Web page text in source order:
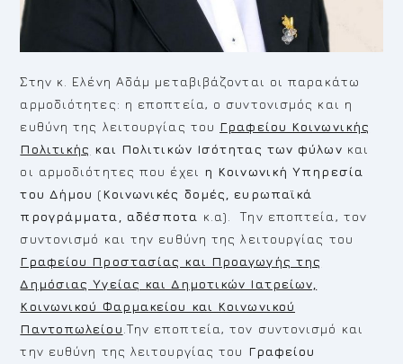
Στην κ. Ελένη Αδάμ μεταβιβάζονται οι παρακάτω
αρμοδιότητες: η εποπτεία, ο συντονισμός και η
ευθύνη της λειτουργίας του Γραφείου Κοινωνικής
Πολιτικής και Πολιτικών Ισότητας των φύλων και
οι αρμοδιότητες που έχει η Κοινωνική Υπηρεσία
του Δήμου (Κοινωνικές δομές, ευρωπαϊκά
προγράμματα, αδέσποτα κ.α). Την εποπτεία, τον
συντονισμό και την ευθύνη της λειτουργίας του
Γραφείου Προστασίας και Προαγωγής της
Δημόσιας Υγείας και Δημοτικών Ιατρείων,
Κοινωνικού Φαρμακείου και Κοινωνικού
Παντοπωλείου .Την εποπτεία, τον συντονισμό και
την ευθύνη της λειτουργίας του Γραφείου